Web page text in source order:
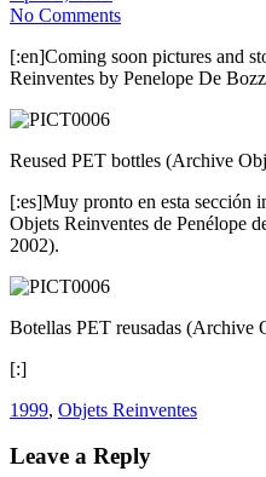
No Comments
[:en]Coming soon pictures and
Reinventes by Penelope De
Reused PET bottles (Archive
[:es]Muy pronto en esta sección
Objets Reinventes de Penélope
2002).
Botellas PET reusadas (Archive
[:]
1999, Objets Reinventes
Leave a Reply